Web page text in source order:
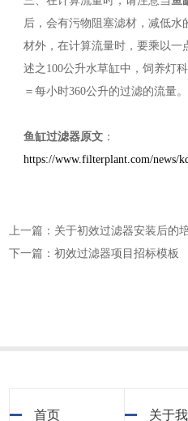
后，会有污物阻塞滤材，减低水
材外，在计算流量时，要乘以一
述之100公升水草缸中，饲养灯
＝每小时360公升的过滤的流量。
鱼缸过滤器原文：
https://www.filterplant.com/news/
上一篇：关于初效过滤器安装后的
下一篇：初效过滤器项目招标模板
首页 关于